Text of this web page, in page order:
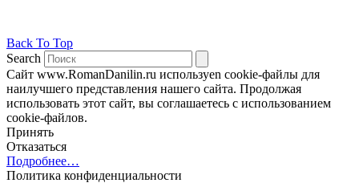
Back To Top
Search
Сайт www.RomanDanilin.ru используеn cookie-файлы для
наилучшего представления нашего сайта. Продолжая
использовать этот сайт, вы соглашаетесь с использованием
cookie-файлов.
Принять
Отказаться
Подробнее…
Политика конфиденциальности